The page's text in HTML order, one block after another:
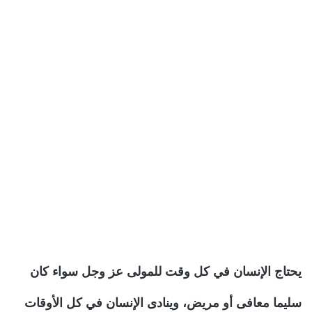
يحتاج الإنسان في كل وقت للمولى عز وجل سواء كان
سليما معافى أو مريض، وينادى الإنسان في كل الأوقات